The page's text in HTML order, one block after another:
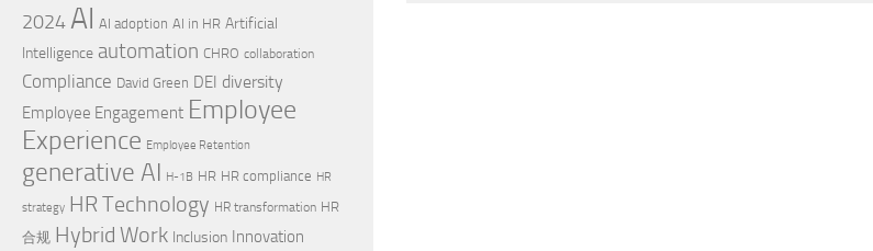
2024 AI AI adoption AI in HR Artificial
Intelligence automation CHRO collaboration
Compliance David Green DEI diversity
Employee Engagement Employee
Experience Employee Retention
generative AI H-1B HR HR compliance HR
strategy HR Technology HR transformation HR
合规 Hybrid Work Inclusion Innovation